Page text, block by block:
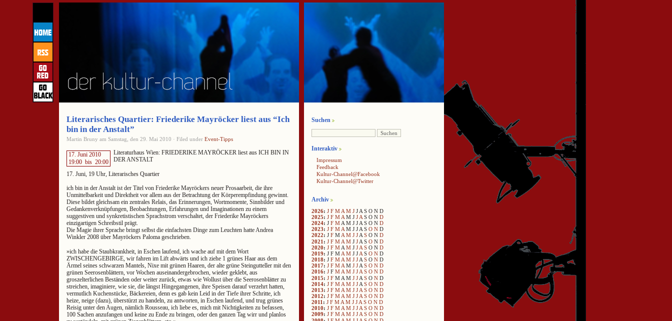
Literarisches Quartier: Friederike Mayröcker liest aus “Ich
bin in der Anstalt”
Martin Bruny am Samstag, den 29. Mai 2010 · Filed under Event-Tipps
17. Juni 2010
19:00 bis 20:00
Literaturhaus Wien: FRIEDERIKE MAYRÖCKER liest aus ICH BIN IN
DER ANSTALT
17. Juni, 19 Uhr, Literarisches Quartier
ich bin in der Anstalt ist der Titel von Friederike Mayröckers neuer Prosaarbeit, die ihre
Unmittelbarkeit und Direktheit vor allem aus der Betrachtung der Körperempfindung gewinnt.
Diese bildet gleichsam ein zentrales Relais, das Erinnerungen, Wortmomente, Sinnbilder und
Gedankenverknüpfungen, Beobachtungen, Erfahrungen und Imaginationen zu einem
suggestiven und synkretistischen Sprachstrom verschaltet, der Friederike Mayröckers
einzigartigen Schreibstil prägt.
Die Magie ihrer Sprache bringt selbst die einfachsten Dinge zum Leuchten hatte Andrea
Winkler 2008 über Mayröckers Paloma geschrieben.
»ich habe die Staubkrankheit, in Eschen laufend, ich wache auf mit dem Wort
ZWISCHENGEBIRGE, wir fahren im Lift abwärts und ich ziehe 1 grünes Haar aus dem
Ärmel seines schwarzen Mantels, Nixe mit grünen Haaren, der alte grüne Steingutteller mit den
grünen Seerosenblättern, vor Wochen auseinandergebrochen, wieder geklebt, aus
groszelterlichen Beständen oder weiter zurück, etwas wie Wollust über die Seerosenblätter zu
streichen, imaginiere, wie sie, die längst Hingegangenen, ihre Speisen darauf verzehrt hatten,
vermutlich Kuchenstücke, Bäckereien, denn es gab kein Leid in der Tiefe ihrer Schritte, ich
heize, neige (dazu), überstürzt zu handeln, zu antworten, in Eschen laufend, und trug grünes
Reisig unter den Augen, nämlich Rousseau, ich liebe es, mich mit Nichtigkeiten zu befassen,
100 Sachen anzufangen und keine zu Ende zu bringen, oder den ganzen Tag wirr und planlos
Suchen
Interaktiv
Impressum
Feedback
Kultur-Channel@Facebook
Kultur-Channel@Twitter
Archiv
2026: J F M A M J J A S O N D
2025: J F M A M J J A S O N D
2024: J F M A M J J A S O N D
2023: J F M A M J J A S O N D
2022: J F MA M J JA S O N D
2021 : J F M A M J J A S O N D
2020: J F M A M J J A S O N D
2019: J F M A M J J A S O N D
2018: J F M A M J J A S O N D
2017: J F M A M J J A S O N D
2016: J F M A M J J A S O N D
2015: J F M A M J J A S O N D
2014: J F M A M J J A S O N D
2013: J F M A M J J A S O N D
2012: J F M A M J J A S O N D
2011 : J F M A M J J A S O N D
2010: J F M A M J J A S O N D
2009: J F MA M J JA S O N D